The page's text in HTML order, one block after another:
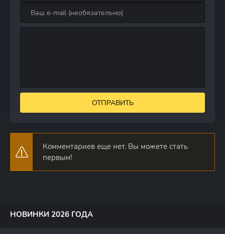
ОТПРАВИТЬ
Комментариев еще нет. Вы можете стать
первым!
НОВИНКИ 2026 ГОДА